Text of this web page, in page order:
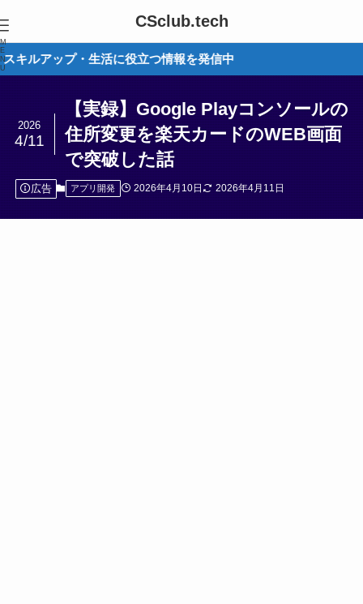
CSclub.tech
M
E
N
U
・生活に役立つ情報を発信中
【実録】Google Playコンソールの
住所変更を楽天カードのWEB画面
で突破した話
2026
4/11
広告 アプリ開発 2026年4月10日 2026年4月11日